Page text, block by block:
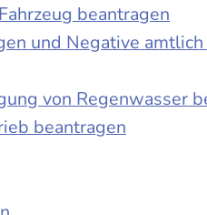
beantragen
und Negative
von Regenwasser
beantragen